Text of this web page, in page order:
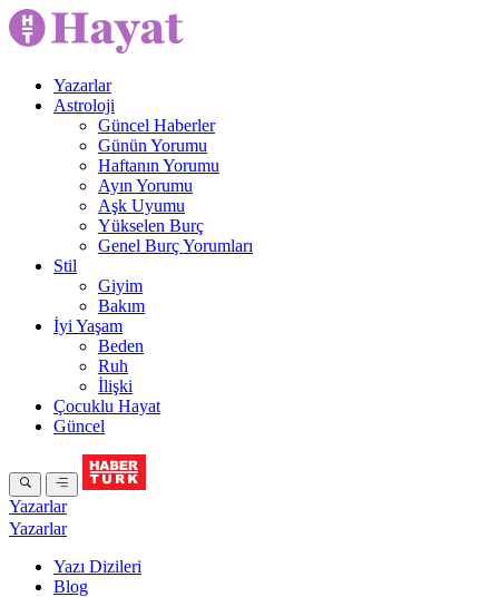
Yazarlar
Astroloji
Güncel Haberler
Günün Yorumu
Haftanın Yorumu
Ayın Yorumu
Aşk Uyumu
Yükselen Burç
Genel Burç Yorumları
Stil
Giyim
Bakım
İyi Yaşam
Beden
Ruh
İlişki
Çocuklu Hayat
Güncel
Yazarlar
Yazarlar
Yazı Dizileri
Blog